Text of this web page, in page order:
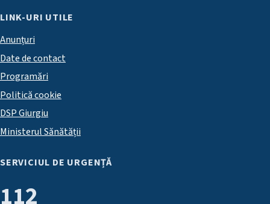
LINK-URI UTILE
Anunțuri
Date de contact
Programări
Politică cookie
DSP Giurgiu
Ministerul Sănătății
SERVICIUL DE URGENȚĂ
112